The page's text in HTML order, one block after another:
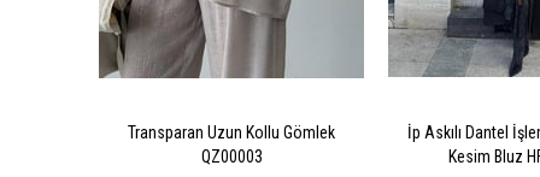
Transparan Uzun Kollu Gömlek
QZ00003
İp Askılı Dantel
Kesim Bluz